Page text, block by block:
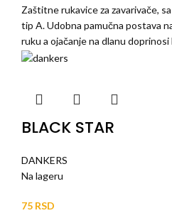
Zaštitne rukavice za zavarivače,
tip A. Udobna pamučna postava
ruku a ojačanje na dlanu
BLACK STAR
DANKERS
Na lageru
RSD